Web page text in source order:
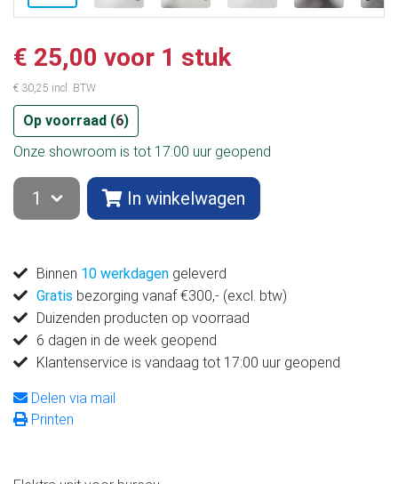
€ 25,00 voor 1 stuk
€ 30,25 incl. BTW
Op voorraad (6)
Onze showroom is tot 17:00 uur geopend
In winkelwagen
Binnen 10 werkdagen geleverd
Gratis bezorging vanaf €300,- (excl. btw)
Duizenden producten op voorraad
6 dagen in de week geopend
Klantenservice is vandaag tot 17:00 uur geopend
Delen via mail
Printen